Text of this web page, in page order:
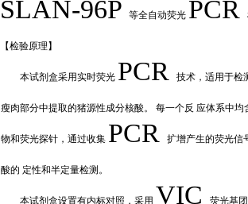
SLAN-96P等全自动荧光 PCR
【检验原理】
本试剂盒采用实时荧光 PCR 技术，适用于检
瘦肉部分中提取的猪源性成分核酸。 每一个反 应体系中均
物和荧光探针，通过收集 PCR 扩增产生的荧光信
酸的 定性和半定量检测。
本试剂盒设置有内标对照，采用 VIC 荧光基